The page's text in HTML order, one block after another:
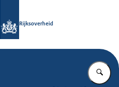
Rijksoverheid